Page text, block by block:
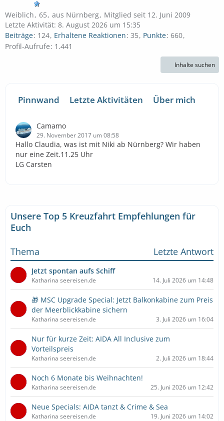
Weiblich 65 aus Nürnberg Mitglied seit 12. Juni 2009
Letzte Aktivität: 8. August 2026 um 15:35
Beiträge 124 Erhaltene Reaktionen 35 Punkte 660
Profil-Aufrufe 1.441
Inhalte suchen
Pinnwand Letzte Aktivitäten Über mich
Camamo
29. November 2017 um 08:58
Hallo Claudia, was ist mit Niki ab Nürnberg? Wir haben
nur eine Zeit.11.25 Uhr
LG Carsten
Unsere Top 5 Kreuzfahrt Empfehlungen für
Euch
Thema
Letzte Antwort
Jetzt spontan aufs Schiff
Katharina seereisen.de 14. Juli 2026 um 14:48
🎁 MSC Upgrade Special: Jetzt Balkonkabine zum Preis
der Meerblickkabine sichern
Katharina seereisen.de 3. Juli 2026 um 16:04
Nur für kurze Zeit: AIDA All Inclusive zum
Vorteilspreis
Katharina seereisen.de 2. Juli 2026 um 18:44
Noch 6 Monate bis Weihnachten!
Katharina seereisen.de 25. Juni 2026 um 12:42
Neue Specials: AIDA tanzt & Crime & Sea
Katharina seereisen.de 19. Juni 2026 um 14:02